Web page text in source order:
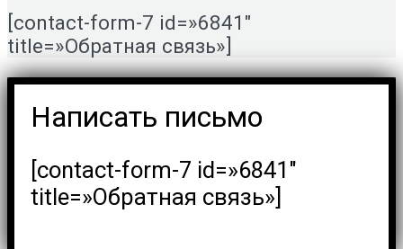
[contact-form-7 id=»6841″
title=»Обратная связь»]
Написать письмо
[contact-form-7 id=»6841″
title=»Обратная связь»]